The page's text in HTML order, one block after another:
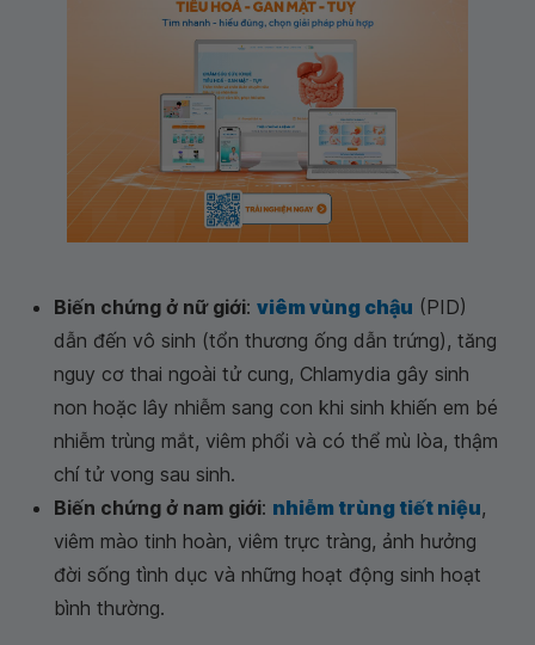
Biến chứng ở nữ giới: viêm vùng chậu (PID)
dẫn đến vô sinh (tổn thương ống dẫn trứng), tăng
nguy cơ thai ngoài tử cung, Chlamydia gây sinh
non hoặc lây nhiễm sang con khi sinh khiến em bé
nhiễm trùng mắt, viêm phổi và có thể mù lòa, thậm
chí tử vong sau sinh.
Biến chứng ở nam giới: nhiễm trùng tiết niệu,
viêm mào tinh hoàn, viêm trực tràng, ảnh hưởng
đời sống tình dục và những hoạt động sinh hoạt
bình thường.